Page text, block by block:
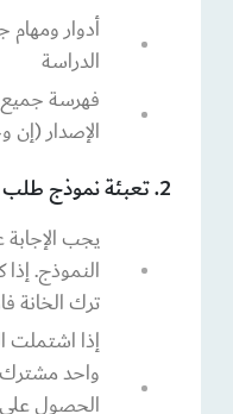
أدوار ومهام
الدراسة
فهرسة
الإصدار (إن
2. تعبئة نموذج طلب مراجعة اللجنة
يجب الإجابة
النموذج.
ترك الخانة
إذا اشتملت
واحد
الحصول على